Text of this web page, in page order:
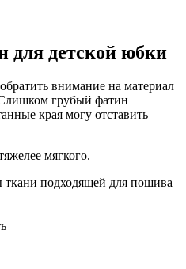
для детской юбки
внимание на материал
грубый фатин
края могу отставить
мягкого.
ткани подходящей для пошива